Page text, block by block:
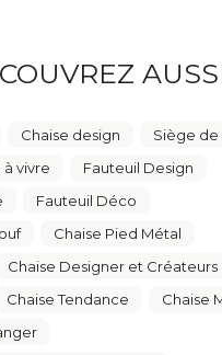
Chaise design
Siège de
vivre
Fauteuil Design
Fauteuil Déco
Chaise Pied Métal
Chaise Designer et Créateurs
Chaise Tendance
Chaise